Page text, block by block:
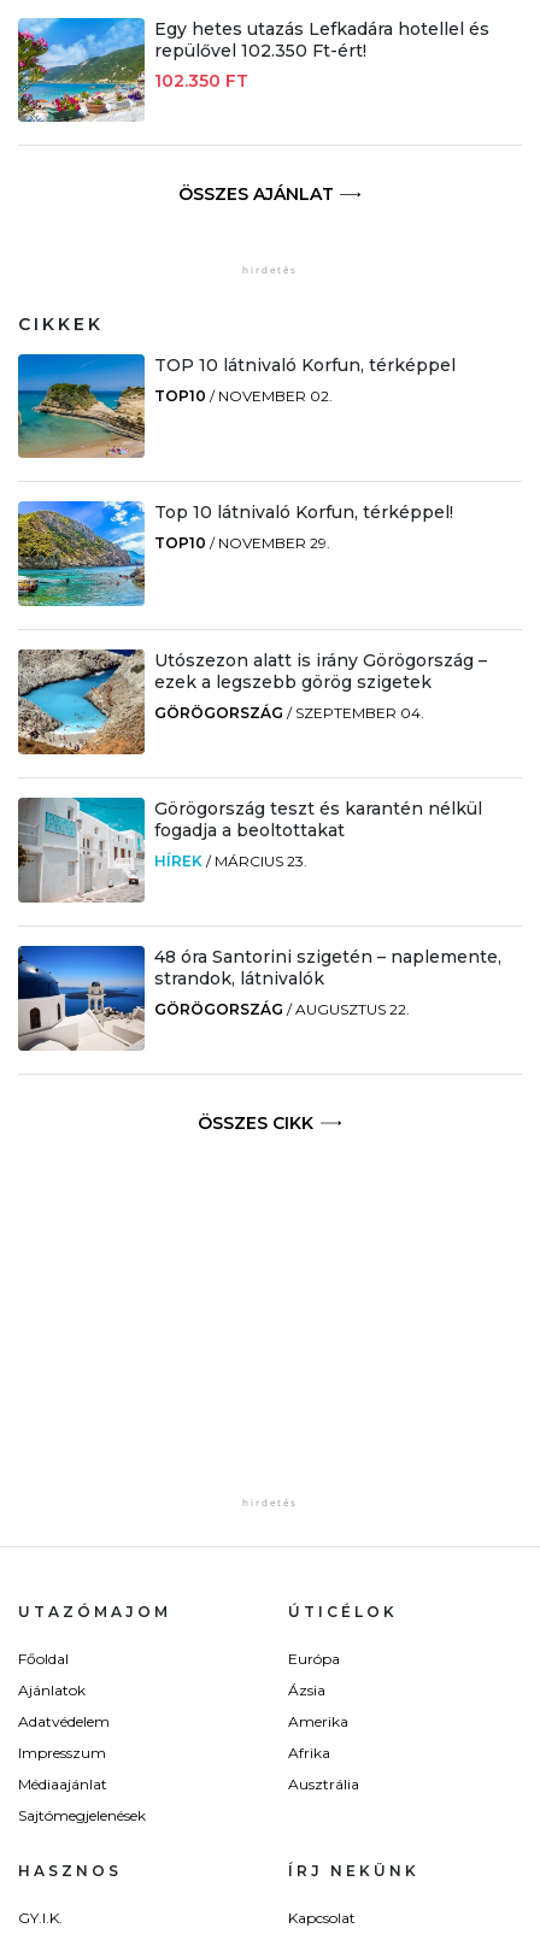
Egy hetes utazás Lefkadára hotellel és
repülővel 102.350 Ft-ért!
102.350 FT
ÖSSZES AJÁNLAT
CIKKEK
TOP 10 látnivaló Korfun, térképpel
TOP10 / NOVEMBER 02.
Top 10 látnivaló Korfun, térképpel!
TOP10 / NOVEMBER 29.
Utószezon alatt is irány Görögország –
ezek a legszebb görög szigetek
GÖRÖGORSZÁG / SZEPTEMBER 04.
Görögország teszt és karantén nélkül
fogadja a beoltottakat
HÍREK / MÁRCIUS 23.
48 óra Santorini szigetén – naplemente,
strandok, látnivalók
GÖRÖGORSZÁG /AUGUSZTUS 22.
ÖSSZES CIKK
UTAZÓMAJOM
Főoldal
Ajánlatok
Adatvédelem
Impresszum
Médiaajánlat
Sajtómegjelenések
ÚTICÉLOK
Európa
Ázsia
Amerika
Afrika
Ausztrália
HASZNOS
GY.I.K.
ÍRJ NEKÜNK
Kapcsolat